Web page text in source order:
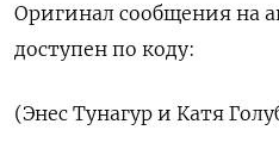
Оригинал сообщения на
доступен по коду:
(Энес Тунагур и Катя